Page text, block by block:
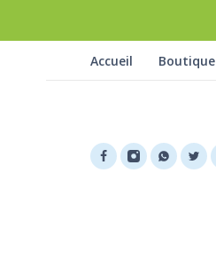
Accueil Boutique